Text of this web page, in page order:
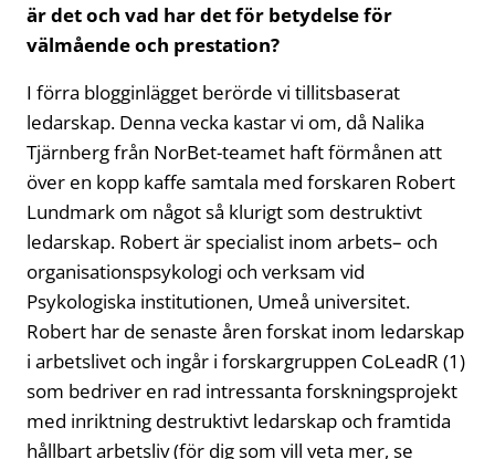
är det och vad har det för betydelse för
välmående och prestation?
I förra blogginlägget berörde vi tillitsbaserat
ledarskap. Denna vecka kastar vi om, då Nalika
Tjärnberg från NorBet-teamet haft förmånen att
över en kopp kaffe samtala med forskaren Robert
Lundmark om något så klurigt som destruktivt
ledarskap. Robert är specialist inom arbets­– och
organisationspsykologi och verksam vid
Psykologiska institutionen, Umeå universitet.
Robert har de senaste åren forskat inom ledarskap
i arbetslivet och ingår i forskargruppen CoLeadR (1)
som bedriver en rad intressanta forskningsprojekt
med inriktning destruktivt ledarskap och framtida
hållbart arbetsliv (för dig som vill veta mer, se